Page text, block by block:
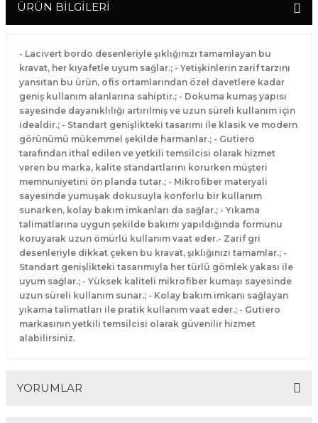
ÜRÜN BİLGİLERİ
- Lacivert bordo desenleriyle şıklığınızı tamamlayan bu
kravat, her kıyafetle uyum sağlar.; - Yetişkinlerin zarif tarzını
yansıtan bu ürün, ofis ortamlarından özel davetlere kadar
geniş kullanım alanlarına sahiptir.; - Dokuma kumaş yapısı
sayesinde dayanıklılığı artırılmış ve uzun süreli kullanım için
idealdir.; - Standart genişlikteki tasarımı ile klasik ve modern
görünümü mükemmel şekilde harmanlar.; - Gutiero
tarafından ithal edilen ve yetkili temsilcisi olarak hizmet
veren bu marka, kalite standartlarını korurken müşteri
memnuniyetini ön planda tutar.; - Mikrofiber materyali
sayesinde yumuşak dokusuyla konforlu bir kullanım
sunarken, kolay bakım imkanları da sağlar.; - Yıkama
talimatlarına uygun şekilde bakımı yapıldığında formunu
koruyarak uzun ömürlü kullanım vaat eder.- Zarif gri
desenleriyle dikkat çeken bu kravat, şıklığınızı tamamlar.; -
Standart genişlikteki tasarımıyla her türlü gömlek yakası ile
uyum sağlar.; - Yüksek kaliteli mikrofiber kumaşı sayesinde
uzun süreli kullanım sunar.; - Kolay bakım imkanı sağlayan
yıkama talimatları ile pratik kullanım vaat eder.; - Gutiero
markasının yetkili temsilcisi olarak güvenilir hizmet
alabilirsiniz.
YORUMLAR